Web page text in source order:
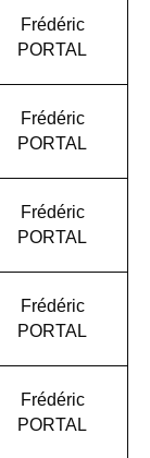
Frédéric
PORTAL
Frédéric
PORTAL
Frédéric
PORTAL
Frédéric
PORTAL
Frédéric
PORTAL